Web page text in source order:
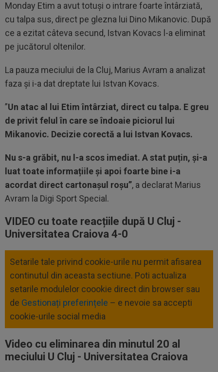
Monday Etim a avut totuși o intrare foarte întârziată,
cu talpa sus, direct pe glezna lui Dino Mikanovic. După
ce a ezitat câteva secund, Istvan Kovacs l-a eliminat
pe jucătorul oltenilor.
La pauza meciului de la Cluj, Marius Avram a analizat
faza și i-a dat dreptate lui Istvan Kovacs.
”Un atac al lui Etim întârziat, direct cu talpa. E greu
de privit felul în care se îndoaie piciorul lui
Mikanovic. Decizie corectă a lui Istvan Kovacs.
Nu s-a grăbit, nu l-a scos imediat. A stat puțin, și-a
luat toate informațiile și apoi foarte bine i-a
acordat direct cartonașul roșu”, a declarat Marius
Avram la Digi Sport Special.
VIDEO cu toate reacțiile după U Cluj -
Universitatea Craiova 4-0
Setarile tale privind cookie-urile nu permit afisarea
continutul din aceasta sectiune. Poti actualiza
setarile modulelor coookie direct din browser sau
de Gestionați preferințele – e nevoie sa accepti
cookie-urile social media
Video cu eliminarea din minutul 20 al
meciului U Cluj - Universitatea Craiova